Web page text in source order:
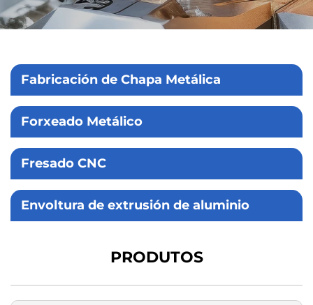
Preguntas Frequentes
Contáctenos
Fabricación de Chapa Metálica
Forxeado Metálico
Fresado CNC
Envoltura de extrusión de aluminio
PRODUTOS